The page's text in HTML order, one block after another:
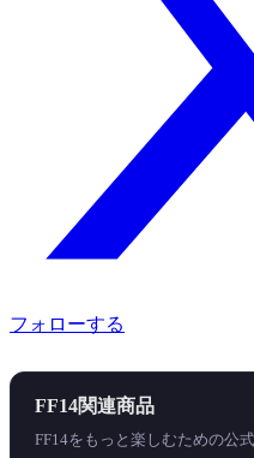
フォローする
FF14関連商品
FF14をもっと楽しむための公式